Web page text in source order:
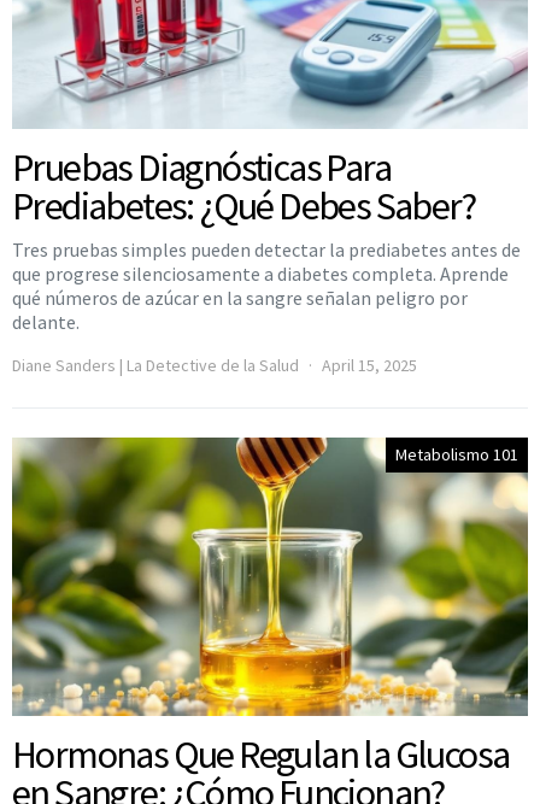
Pruebas Diagnósticas Para
Prediabetes: ¿Qué Debes Saber?
Tres pruebas simples pueden detectar la prediabetes antes de
que progrese silenciosamente a diabetes completa. Aprende
qué números de azúcar en la sangre señalan peligro por
delante.
Diane Sanders | La Detective de la Salud April 15, 2025
Metabolismo 101
Hormonas Que Regulan la Glucosa
en Sangre: ¿Cómo Funcionan?